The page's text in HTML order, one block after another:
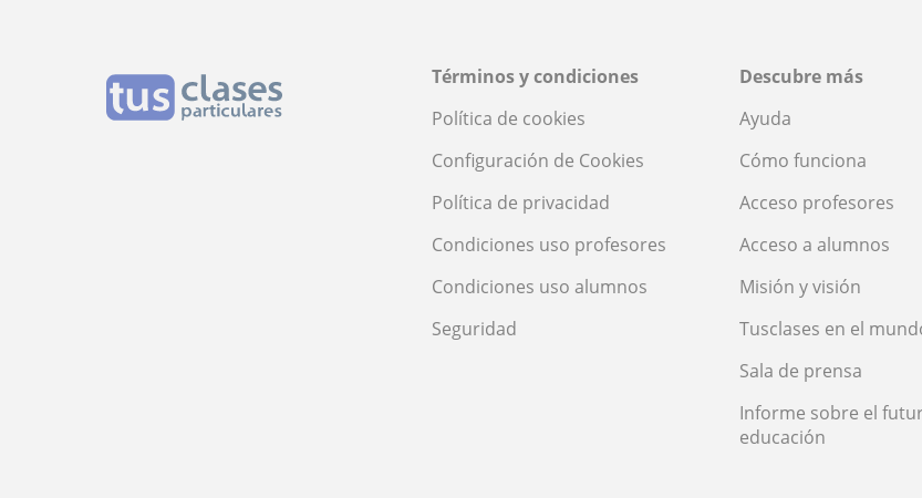
Términos y condiciones
Política de cookies
Configuración de Cookies
Política de privacidad
Condiciones uso profesores
Condiciones uso alumnos
Seguridad
Descubre más
Ayuda
Cómo funciona
Acceso profesores
Acceso a alumnos
Misión y visión
Tusclases en el
Sala de prensa
Informe sobre el
educación